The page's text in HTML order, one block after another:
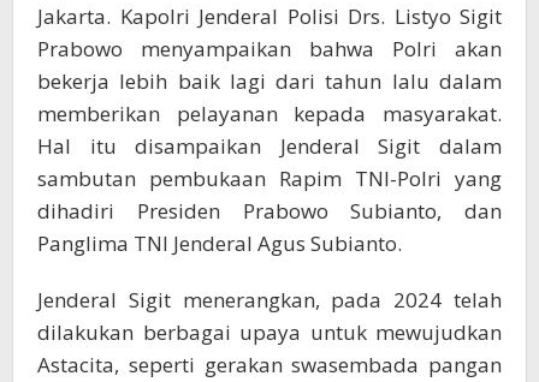
Jakarta. Kapolri Jenderal Polisi Drs. Listyo Sigit
Prabowo menyampaikan bahwa Polri akan
bekerja lebih baik lagi dari tahun lalu dalam
memberikan pelayanan kepada masyarakat.
Hal itu disampaikan Jenderal Sigit dalam
sambutan pembukaan Rapim TNI-Polri yang
dihadiri Presiden Prabowo Subianto, dan
Panglima TNI Jenderal Agus Subianto.
Jenderal Sigit menerangkan, pada 2024 telah
dilakukan berbagai upaya untuk mewujudkan
Astacita, seperti gerakan swasembada pangan